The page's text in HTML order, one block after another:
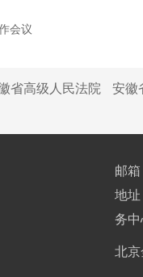
会议
省高级人民法院 安徽
邮
地
务
北